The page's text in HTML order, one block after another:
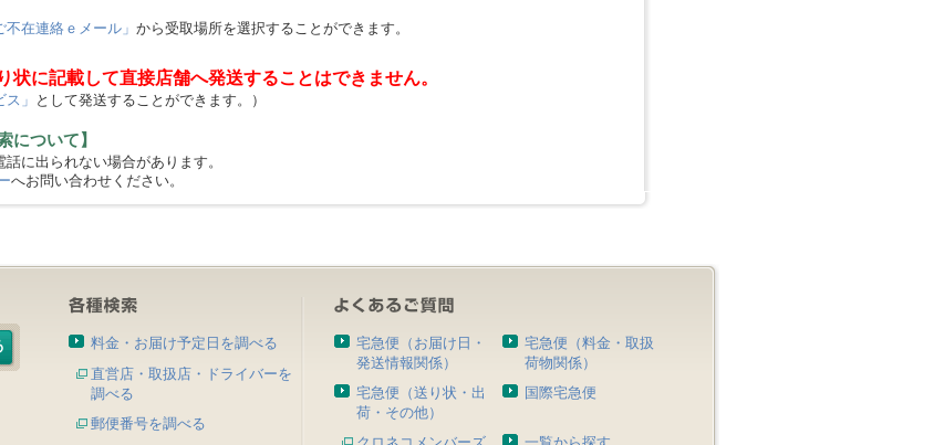
不在連絡ｅメール」 から受取場所を選択することができます。
に記載して直接店舗へ発送することはできません。
」 として発送することができます。）
について】
に出られない場合があります。
へお問い合わせください。
料金・お届け予定日を調べる
直営店・取扱店・ドライバーを
調べる
郵便番号を調べる
宅急便（お届け日・
発送情報関係）
宅急便（料金・取扱
荷物関係）
宅急便（送り状・出
荷・その他）
国際宅急便